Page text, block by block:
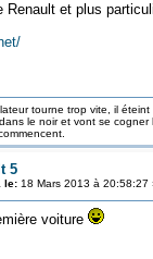
Renault et plus
tourne trop vite, il éteint
le noir et vont se
5
le:18 Mars 2013 à 20:58:27
voiture